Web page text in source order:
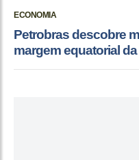
ECONOMIA
Petrobras descobre
margem equatorial